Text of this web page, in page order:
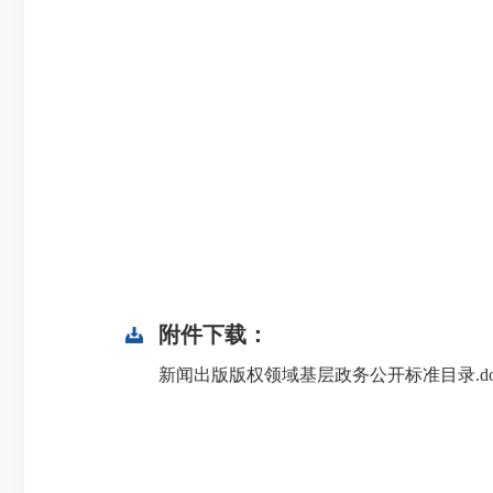
附件下载：
新闻出版版权领域基层政务公开标准目录